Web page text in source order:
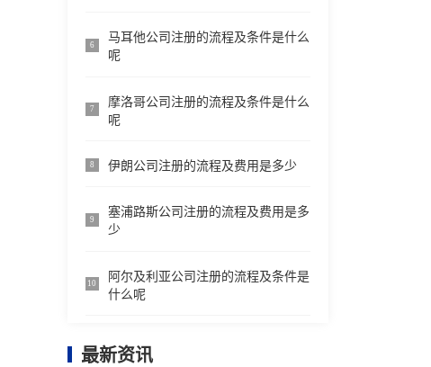
6
马耳他公司注册的流程及条件是什么
呢
7
摩洛哥公司注册的流程及条件是什么
呢
8 伊朗公司注册的流程及费用是多少
9
塞浦路斯公司注册的流程及费用是多
少
10
阿尔及利亚公司注册的流程及条件是
什么呢
最新资讯